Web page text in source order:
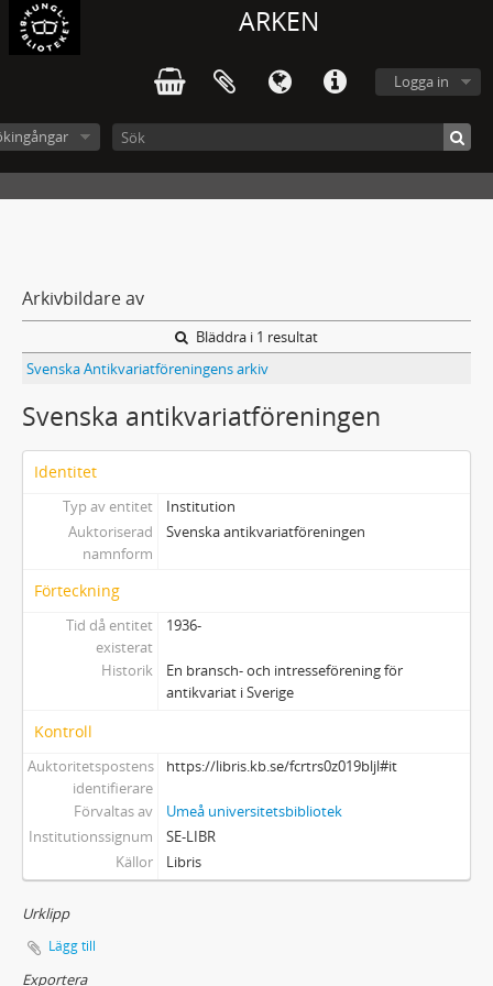
ARKEN
Logga in
Arkivbildare av
Bläddra i 1 resultat
Svenska Antikvariatföreningens arkiv
Svenska antikvariatföreningen
Identitet
Typ av entitet
Institution
Auktoriserad
namnform
Svenska antikvariatföreningen
Förteckning
Tid då entitet
existerat
1936-
Historik
En bransch- och intresseförening för
antikvariat i Sverige
Kontroll
Auktoritetspostens
identifierare
https://libris.kb.se/fcrtrs0z019bljl#it
Förvaltas av
Umeå universitetsbibliotek
Institutionssignum
SE-LIBR
Källor
Libris
Urklipp
Lägg till
Exportera